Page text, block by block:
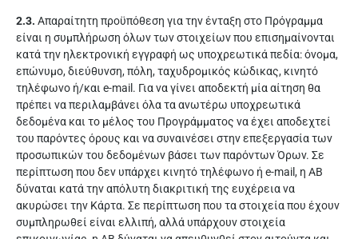
2.3. Απαραίτητη προϋπόθεση για την ένταξη στο Πρόγραμμα
είναι η συμπλήρωση όλων των στοιχείων που επισημαίνονται
κατά την ηλεκτρονική εγγραφή ως υποχρεωτικά πεδία: όνομα,
επώνυμο, διεύθυνση, πόλη, ταχυδρομικός κώδικας, κινητό
τηλέφωνο ή/και e-mail. Για να γίνει αποδεκτή μία αίτηση θα
πρέπει να περιλαμβάνει όλα τα ανωτέρω υποχρεωτικά
δεδομένα και το μέλος του Προγράμματος να έχει αποδεχτεί
του παρόντες όρους και να συναινέσει στην επεξεργασία των
προσωπικών του δεδομένων βάσει των παρόντων Όρων. Σε
περίπτωση που δεν υπάρχει κινητό τηλέφωνο ή e-mail, η ΑΒ
δύναται κατά την απόλυτη διακριτική της ευχέρεια να
ακυρώσει την Κάρτα. Σε περίπτωση που τα στοιχεία που έχουν
συμπληρωθεί είναι ελλιπή, αλλά υπάρχουν στοιχεία